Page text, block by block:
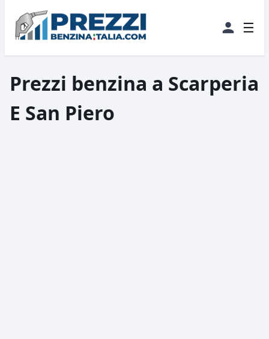
☰
Prezzi benzina a Scarperia
E San Piero